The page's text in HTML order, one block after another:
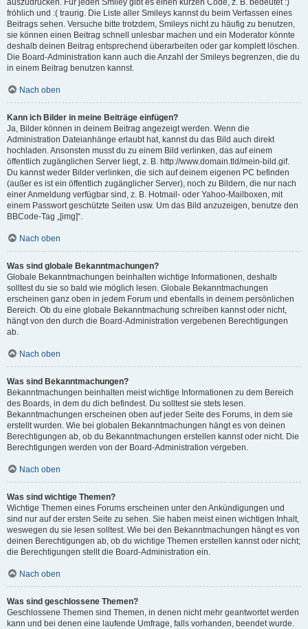
auszudrücken. Für jeden Smiley gibt es einen kurzen Code, z. B. bedeutet :)
fröhlich und :( traurig. Die Liste aller Smileys kannst du beim Verfassen eines
Beitrags sehen. Versuche bitte trotzdem, Smileys nicht zu häufig zu benutzen,
sie können einen Beitrag schnell unlesbar machen und ein Moderator könnte
deshalb deinen Beitrag entsprechend überarbeiten oder gar komplett löschen.
Die Board-Administration kann auch die Anzahl der Smileys begrenzen, die du
in einem Beitrag benutzen kannst.
Nach oben
Kann ich Bilder in meine Beiträge einfügen?
Ja, Bilder können in deinem Beitrag angezeigt werden. Wenn die
Administration Dateianhänge erlaubt hat, kannst du das Bild auch direkt
hochladen. Ansonsten musst du zu einem Bild verlinken, das auf einem
öffentlich zugänglichen Server liegt, z. B. http://www.domain.tld/mein-bild.gif.
Du kannst weder Bilder verlinken, die sich auf deinem eigenen PC befinden
(außer es ist ein öffentlich zugänglicher Server), noch zu Bildern, die nur nach
einer Anmeldung verfügbar sind, z. B. Hotmail- oder Yahoo-Mailboxen, mit
einem Passwort geschützte Seiten usw. Um das Bild anzuzeigen, benutze den
BBCode-Tag „[img]“.
Nach oben
Was sind globale Bekanntmachungen?
Globale Bekanntmachungen beinhalten wichtige Informationen, deshalb
solltest du sie so bald wie möglich lesen. Globale Bekanntmachungen
erscheinen ganz oben in jedem Forum und ebenfalls in deinem persönlichen
Bereich. Ob du eine globale Bekanntmachung schreiben kannst oder nicht,
hängt von den durch die Board-Administration vergebenen Berechtigungen
ab.
Nach oben
Was sind Bekanntmachungen?
Bekanntmachungen beinhalten meist wichtige Informationen zu dem Bereich
des Boards, in dem du dich befindest. Du solltest sie stets lesen.
Bekanntmachungen erscheinen oben auf jeder Seite des Forums, in dem sie
erstellt wurden. Wie bei globalen Bekanntmachungen hängt es von deinen
Berechtigungen ab, ob du Bekanntmachungen erstellen kannst oder nicht. Die
Berechtigungen werden von der Board-Administration vergeben.
Nach oben
Was sind wichtige Themen?
Wichtige Themen eines Forums erscheinen unter den Ankündigungen und
sind nur auf der ersten Seite zu sehen. Sie haben meist einen wichtigen Inhalt,
weswegen du sie lesen solltest. Wie bei den Bekanntmachungen hängt es von
deinen Berechtigungen ab, ob du wichtige Themen erstellen kannst oder nicht;
die Berechtigungen stellt die Board-Administration ein.
Nach oben
Was sind geschlossene Themen?
Geschlossene Themen sind Themen, in denen nicht mehr geantwortet werden
kann und bei denen eine laufende Umfrage, falls vorhanden, beendet wurde.